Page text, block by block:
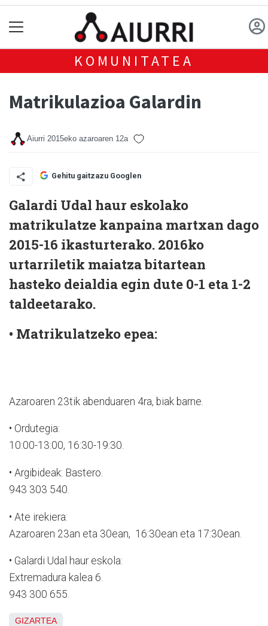
KOMUNITATEA
Matrikulazioa Galardin
Aiurri 2015eko azaroaren 12a
Gehitu gaitzazu Googlen
Galardi Udal haur eskolako
matrikulatze kanpaina martxan dago
2015-16 ikasturterako. 2016ko
urtarriletik maiatza bitartean
hasteko deialdia egin dute 0-1 eta 1-2
taldeetarako.
• Matrikulatzeko epea:
Azaroaren 23tik abenduaren 4ra, biak barne.
• Ordutegia:
10:00-13:00, 16:30-19:30.
• Argibideak: Bastero.
943 303 540.
• Ate irekiera:
Azaroaren 23an eta 30ean, 16:30ean eta 17:30ean.
• Galardi Udal haur eskola:
Extremadura kalea 6.
943 300 655.
GIZARTEA